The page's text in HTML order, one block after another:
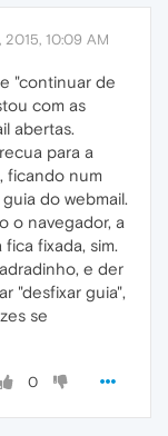
2015, 10:09 AM
"continuar de
com as
abertas.
para a
ficando num
do webmail.
o navegador, a
fixada, sim.
e der
"desfixar guia",
se
0